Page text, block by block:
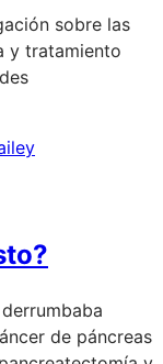
sobre las
y tratamiento
de páncreas